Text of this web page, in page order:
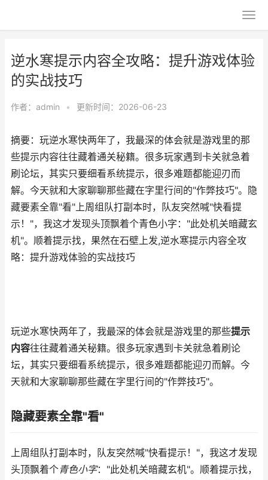
逆水寒提示内容全攻略：提升游戏体验
的实战技巧
作者： admin • 更新时间：2026-06-23
摘要：玩逆水寒快两年了，我最深的体会就是游戏里的那
些提示内容往往藏着通关秘籍。很多玩家遇到卡关就急着
刷论坛，其实只要细看系统提示，很多难题都能迎刃而
解。今天就和大家聊聊那些藏在字里行间的"作弊技巧"。隐
藏要素全靠"看"上周组队打副本时，队友突然喊"快看提
示！"，我这才发现头顶飘着个青色小字："此处机关暗藏玄
机"。顺着提示找，果然在石壁上发,逆水寒提示内容全攻
略：提升游戏体验的实战技巧
玩逆水寒快两年了，我最深的体会就是游戏里的那些提示
内容往往藏着通关秘籍。很多玩家遇到卡关就急着刷论
坛，其实只要细看系统提示，很多难题都能迎刃而解。今
天就和大家聊聊那些藏在字里行间的"作弊技巧"。
隐藏要素全靠"看"
上周组队打副本时，队友突然喊"快看提示！"，我这才发现
头顶飘着个青色小字："此处机关暗藏玄机"。顺着提示找，